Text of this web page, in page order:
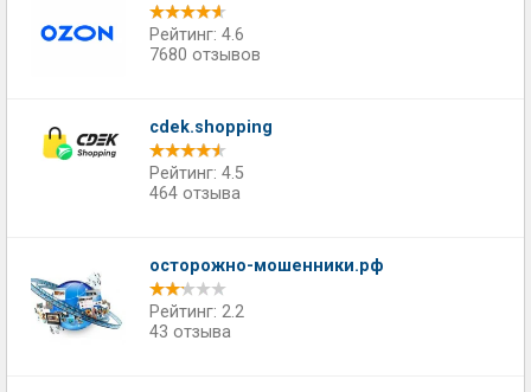
Рейтинг: 4.6
7680 отзывов
cdek.shopping
Рейтинг: 4.5
464 отзыва
осторожно-мошенники.рф
Рейтинг: 2.2
43 отзыва